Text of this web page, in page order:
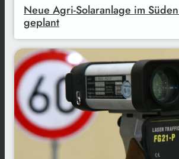
Neue Agri-Solaranlage im
geplant